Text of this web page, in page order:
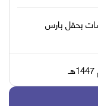
بحقل بارس